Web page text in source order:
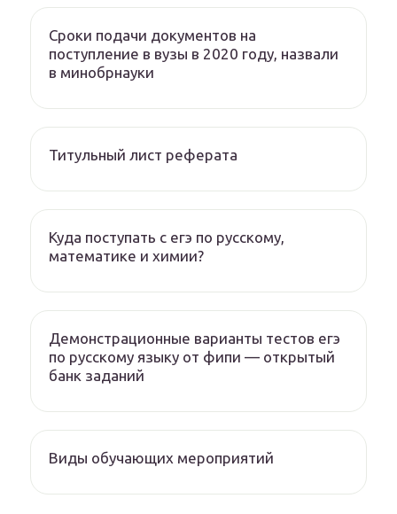
Сроки подачи документов на
поступление в вузы в 2020 году, назвали
в минобрнауки
Титульный лист реферата
Куда поступать с егэ по русскому,
математике и химии?
Демонстрационные варианты тестов егэ
по русскому языку от фипи — открытый
банк заданий
Виды обучающих мероприятий